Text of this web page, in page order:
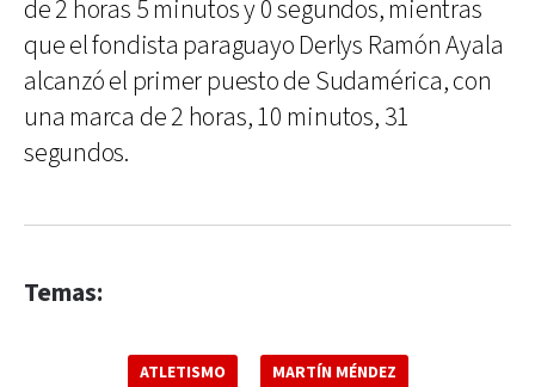
de 2 horas 5 minutos y 0 segundos, mientras
que el fondista paraguayo Derlys Ramón Ayala
alcanzó el primer puesto de Sudamérica, con
una marca de 2 horas, 10 minutos, 31
segundos.
Temas:
ATLETISMO MARTÍN MÉNDEZ